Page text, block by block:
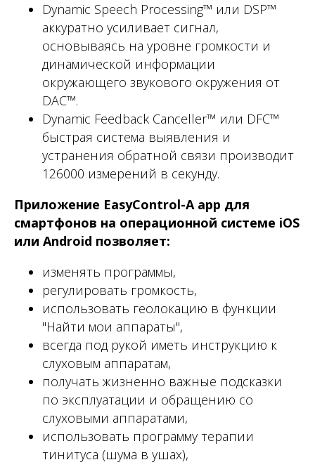
Dynamic Speech Processing™ или DSP™
аккуратно усиливает сигнал,
основываясь на уровне громкости и
динамической информации
окружающего звукового окружения от
DAC™.
Dynamic Feedback Canceller™ или DFC™
быстрая система выявления и
устранения обратной связи производит
126000 измерений в секунду.
Приложение EasyControl-A app для
смартфонов на операционной системе iOS
или Android позволяет:
изменять программы,
регулировать громкость,
использовать геолокацию в функции
"Найти мои аппараты",
всегда под рукой иметь инструкцию к
слуховым аппаратам,
получать жизненно важные подсказки
по эксплуатации и обращению со
слуховыми аппаратами,
использовать программу терапии
тинитуса (шума в ушах),